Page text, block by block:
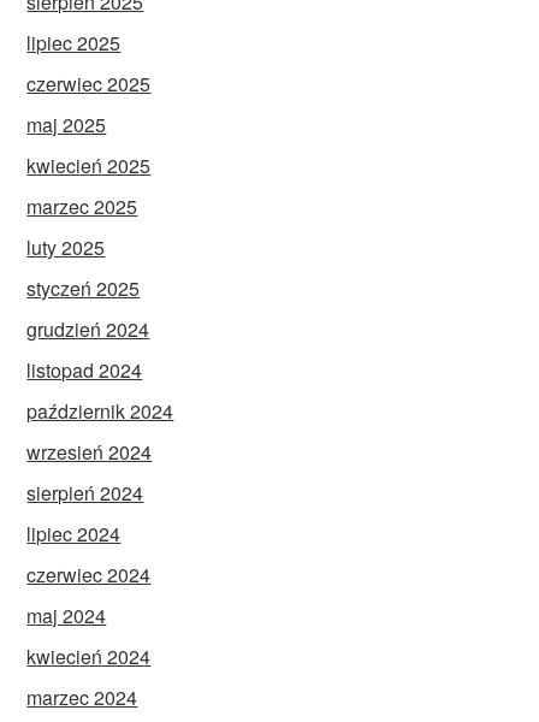
lipiec 2025
czerwiec 2025
maj 2025
kwiecień 2025
marzec 2025
luty 2025
styczeń 2025
grudzień 2024
listopad 2024
październik 2024
wrzesień 2024
sierpień 2024
lipiec 2024
czerwiec 2024
maj 2024
kwiecień 2024
marzec 2024